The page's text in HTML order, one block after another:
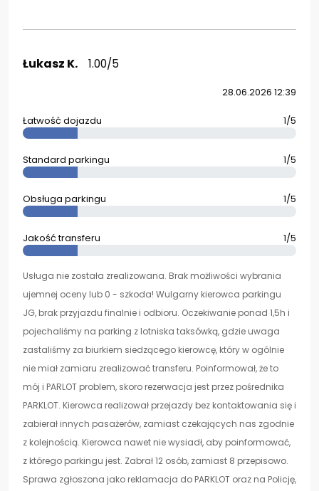
Łukasz K. 1.00/5
28.06.2026 12:39
Łatwość dojazdu 1/5
Standard parkingu 1/5
Obsługa parkingu 1/5
Jakość transferu 1/5
Usługa nie została zrealizowana. Brak możliwości wybrania
ujemnej oceny lub 0 - szkoda! Wulgarny kierowca parkingu
JG, brak przyjazdu finalnie i odbioru. Oczekiwanie ponad 1,5h i
pojechaliśmy na parking z lotniska taksówką, gdzie uwaga
zastaliśmy za biurkiem siedzącego kierowcę, który w ogólnie
nie miał zamiaru zrealizować transferu. Poinformował, że to
mój i PARLOT problem, skoro rezerwacja jest przez pośrednika
PARKLOT. Kierowca realizował przejazdy bez kontaktowania się i
zabierał innych pasażerów, zamiast czekających nas zgodnie
z kolejnością. Kierowca nawet nie wysiadł, aby poinformować,
z którego parkingu jest. Zabrał 12 osób, zamiast 8 przepisowo.
Sprawa zgłoszona jako reklamacja do PARKLOT oraz na Policję,